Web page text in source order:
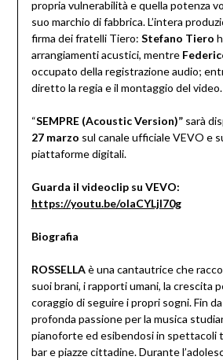
propria vulnerabilità e quella potenza
suo marchio di fabbrica. L’intera
firma dei fratelli Tiero: Stefano Tiero
arrangiamenti acustici, mentre
occupato della registrazione audio;
diretto la regia e il montaggio del video.
“SEMPRE (Acoustic Version)”sarà
27 marzo sul canale ufficiale VEVO e
piattaforme digitali.
Guarda il videoclip su VEVO:
https://youtu.be/oIaCYLjI70g
Biografia
ROSSELLAè una cantautrice che
suoi brani, i rapporti umani, la crescita
coraggio di seguire i propri sogni. Fin
profonda passione per la musica
pianoforte ed esibendosi in spettacoli
bar e piazze cittadine. Durante